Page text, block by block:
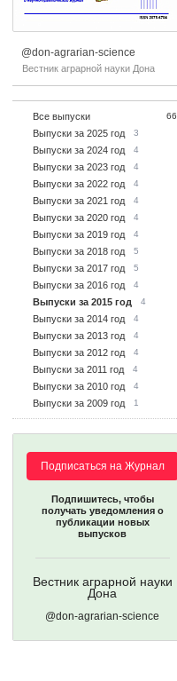
@don-agrarian-science
Вестник аграрной науки Дона
Все выпуски 66
Выпуски за 2025 год 3
Выпуски за 2024 год 4
Выпуски за 2023 год 4
Выпуски за 2022 год 4
Выпуски за 2021 год 4
Выпуски за 2020 год 4
Выпуски за 2019 год 4
Выпуски за 2018 год 5
Выпуски за 2017 год 5
Выпуски за 2016 год 4
Выпуски за 2015 год 4
Выпуски за 2014 год 4
Выпуски за 2013 год 4
Выпуски за 2012 год 4
Выпуски за 2011 год 4
Выпуски за 2010 год 4
Выпуски за 2009 год 1
Подписаться на Журнал
Подпишитесь, чтобы
получать уведомления о
публикации новых
выпусков
Вестник аграрной науки
Дона
@don-agrarian-science